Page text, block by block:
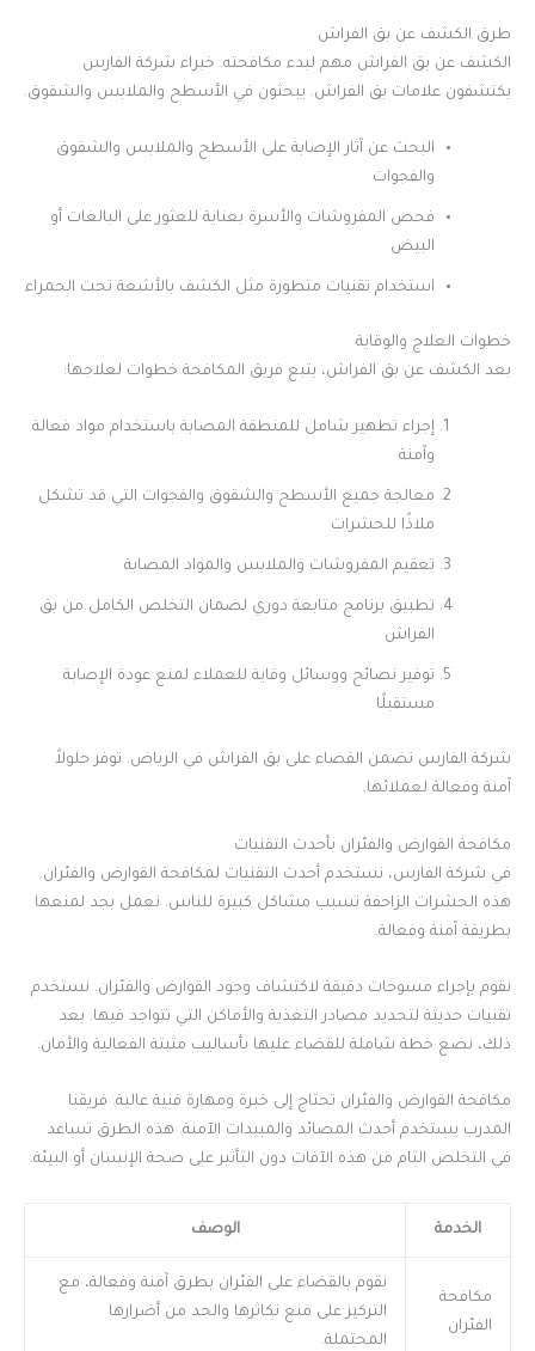
طرق الكشف عن بق الفراش
الكشف عن بق الفراش مهم لبدء مكافحته. خبراء شركة الفارس
يكتشفون علامات بق الفراش. يبحثون في الأسطح والملابس والشقوق.
البحث عن آثار الإصابة على الأسطح والملابس والشقوق
والفجوات
فحص المفروشات والأسرة بعناية للعثور على البالغات أو
البيض
استخدام تقنيات متطورة مثل الكشف بالأشعة تحت الحمراء
خطوات العلاج والوقاية
بعد الكشف عن بق الفراش، يتبع فريق المكافحة خطوات لعلاجها:
إجراء تطهير شامل للمنطقة المصابة باستخدام مواد فعالة
وآمنة
معالجة جميع الأسطح والشقوق والفجوات التي قد تشكل
ملاذًا للحشرات
تعقيم المفروشات والملابس والمواد المصابة
تطبيق برنامج متابعة دوري لضمان التخلص الكامل من بق
الفراش
توفير نصائح ووسائل وقاية للعملاء لمنع عودة الإصابة
مستقبلًا
شركة الفارس تضمن القضاء على بق الفراش في الرياض. توفر حلولاً
آمنة وفعالة لعملائها.
مكافحة القوارض والفئران بأحدث التقنيات
في شركة الفارس، نستخدم أحدث التقنيات لمكافحة القوارض والفئران.
هذه الحشرات الزاحفة تسبب مشاكل كبيرة للناس. نعمل بجد لمنعها
بطريقة آمنة وفعالة.
نقوم بإجراء مسوحات دقيقة لاكتشاف وجود القوارض والفئران. نستخدم
تقنيات حديثة لتحديد مصادر التغذية والأماكن التي تتواجد فيها. بعد
ذلك، نضع خطة شاملة للقضاء عليها بأساليب مثبتة الفعالية والأمان.
مكافحة القوارض والفئران تحتاج إلى خبرة ومهارة فنية عالية. فريقنا
المدرب يستخدم أحدث المصائد والمبيدات الآمنة. هذه الطرق تساعد
في التخلص التام من هذه الآفات دون التأثير على صحة الإنسان أو البيئة.
الخدمة الوصف
مكافحة
الفئران
نقوم بالقضاء على الفئران بطرق آمنة وفعالة، مع
التركيز على منع تكاثرها والحد من أضرارها
المحتملة.